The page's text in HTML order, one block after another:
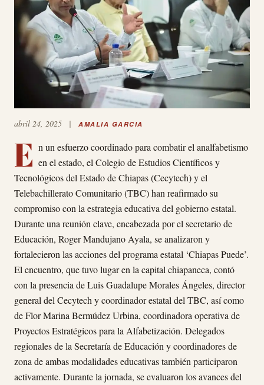
abril 24, 2025 | AMALIA GARCIA
E n un esfuerzo coordinado para combatir el analfabetismo
en el estado, el Colegio de Estudios Científicos y
Tecnológicos del Estado de Chiapas (Cecytech) y el
Telebachillerato Comunitario (TBC) han reafirmado su
compromiso con la estrategia educativa del gobierno estatal.
Durante una reunión clave, encabezada por el secretario de
Educación, Roger Mandujano Ayala, se analizaron y
fortalecieron las acciones del programa estatal ‘Chiapas Puede’.
El encuentro, que tuvo lugar en la capital chiapaneca, contó
con la presencia de Luis Guadalupe Morales Ángeles, director
general del Cecytech y coordinador estatal del TBC, así como
de Flor Marina Bermúdez Urbina, coordinadora operativa de
Proyectos Estratégicos para la Alfabetización. Delegados
regionales de la Secretaría de Educación y coordinadores de
zona de ambas modalidades educativas también participaron
activamente. Durante la jornada, se evaluaron los avances del